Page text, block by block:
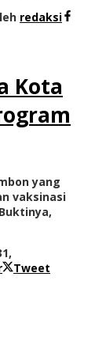
redaksi
Kota
yang
vaksinasi
Tweet